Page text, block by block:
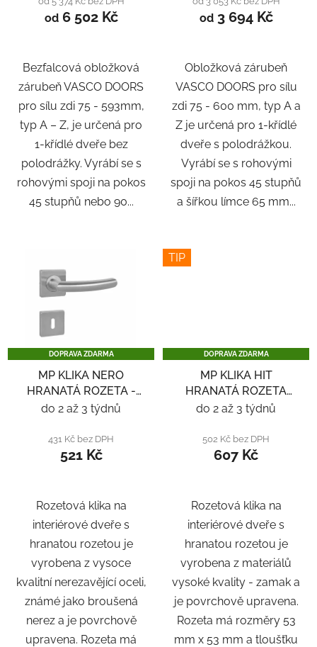
od6 502 Kč
Bezfalcová obložková
zárubeň VASCO DOORS
pro sílu zdi 75 - 593mm,
typ A – Z, je určená pro
1-křídlé dveře bez
polodrážky. Vyrábí se s
rohovými spoji na pokos
45 stupňů nebo 90...
od3 694 Kč
Obložková zárubeň
VASCO DOORS pro sílu
zdi 75 - 600 mm, typ A a
Z je určená pro 1-křídlé
dveře s polodrážkou.
Vyrábí se s rohovými
spoji na pokos 45 stupňů
a šířkou límce 65 mm...
DOPRAVA ZDARMA
MP KLIKA NERO
HRANATÁ ROZETA -
NEREZ
do 2 až 3 týdnů
431 Kč bez DPH
521 Kč
Rozetová klika na
interiérové ​​dveře s
hranatou rozetou je
vyrobena z vysoce
kvalitní nerezavějící oceli,
známé jako broušená
nerez a je povrchově
upravena. Rozeta má
TIP
DOPRAVA ZDARMA
MP KLIKA HIT
HRANATÁ ROZETA
SQ6 - ČERNÁ
do 2 až 3 týdnů
502 Kč bez DPH
607 Kč
Rozetová klika na
interiérové ​​dveře s
hranatou rozetou je
vyrobena z materiálů
vysoké kvality - zamak a
je povrchově upravena.
Rozeta má rozměry 53
mm x 53 mm a tloušťku